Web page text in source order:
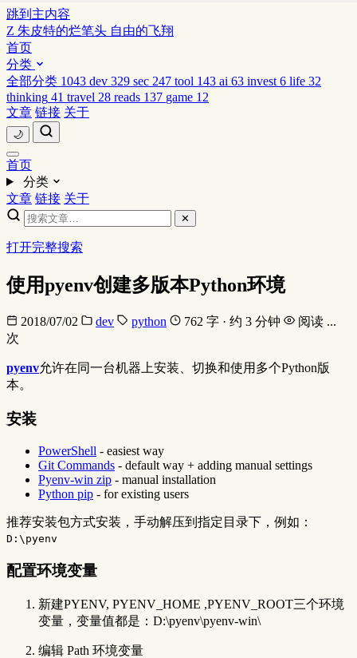
跳到主内容
Z 朱皮特的烂笔头 自由的飞翔
首页
分类
全部分类 1043 dev 329 sec 247 tool 143 ai 63 invest 6 life 32
thinking 41 travel 28 reads 137 game 12
文章 链接 关于
🌙
首页
分类
文章 链接 关于
✕
打开完整搜索
使用pyenv创建多版本Python环境
2018/07/02 dev python 762 字 · 约 3 分钟 阅读 ...
次
pyenv允许在同一台机器上安装、切换和使用多个Python版
本。
安装
PowerShell - easiest way
Git Commands - default way + adding manual settings
Pyenv-win zip - manual installation
Python pip - for existing users
推荐安装包方式安装，手动解压到指定目录下，例如：
D:\pyenv
配置环境变量
新建PYENV, PYENV_HOME ,PYENV_ROOT三个环境
变量，变量值都是：D:\pyenv\pyenv-win\
编辑 Path 环境变量